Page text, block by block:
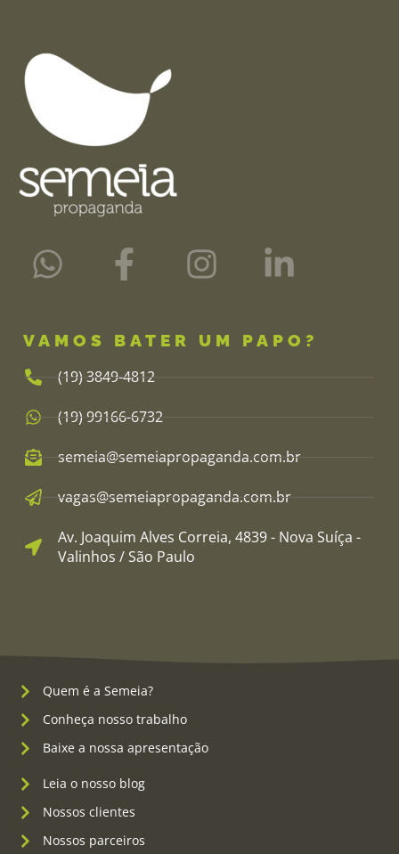
VAMOS BATER UM PAPO?
(19) 3849-4812​
(19) 99166-6732
semeia@semeiapropaganda.com.br​
vagas@semeiapropaganda.com.br​
Av. Joaquim Alves Correia, 4839 - Nova Suíça -
Valinhos / São Paulo
Quem é a Semeia?
Conheça nosso trabalho
Baixe a nossa apresentação
Leia o nosso blog
Nossos clientes
Nossos parceiros